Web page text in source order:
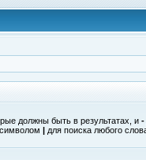
должны быть в результатах, и -
| для поиска любого